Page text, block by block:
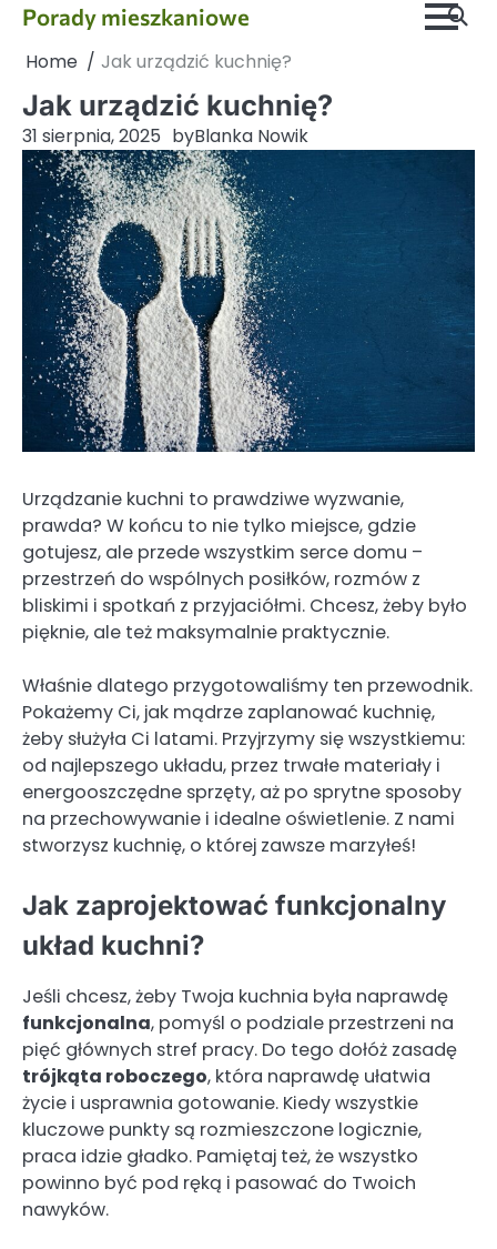
Skip
content
Porady mieszkaniowe
Home Jak urządzić kuchnię?
Jak urządzić kuchnię?
31 sierpnia, 2025 byBlanka Nowik
Urządzanie kuchni to prawdziwe wyzwanie,
prawda? W końcu to nie tylko miejsce, gdzie
gotujesz, ale przede wszystkim serce domu –
przestrzeń do wspólnych posiłków, rozmów z
bliskimi i spotkań z przyjaciółmi. Chcesz, żeby było
pięknie, ale też maksymalnie praktycznie.
Właśnie dlatego przygotowaliśmy ten przewodnik.
Pokażemy Ci, jak mądrze zaplanować kuchnię,
żeby służyła Ci latami. Przyjrzymy się wszystkiemu:
od najlepszego układu, przez trwałe materiały i
energooszczędne sprzęty, aż po sprytne sposoby
na przechowywanie i idealne oświetlenie. Z nami
stworzysz kuchnię, o której zawsze marzyłeś!
Jak zaprojektować funkcjonalny
układ kuchni?
Jeśli chcesz, żeby Twoja kuchnia była naprawdę
funkcjonalna, pomyśl o podziale przestrzeni na
pięć głównych stref pracy. Do tego dołóż zasadę
trójkąta roboczego, która naprawdę ułatwia
życie i usprawnia gotowanie. Kiedy wszystkie
kluczowe punkty są rozmieszczone logicznie,
praca idzie gładko. Pamiętaj też, że wszystko
powinno być pod ręką i pasować do Twoich
nawyków.